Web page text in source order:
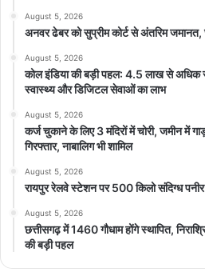
August 5, 2026
अनवर ढेबर को सुप्रीम कोर्ट से अंतरिम जमानत,
August 5, 2026
कोल इंडिया की बड़ी पहल: 4.5 लाख से अधिक
स्वास्थ्य और डिजिटल सेवाओं का लाभ
August 5, 2026
कर्ज चुकाने के लिए 3 मंदिरों में चोरी, जमीन में
गिरफ्तार, नाबालिग भी शामिल
August 5, 2026
रायपुर रेलवे स्टेशन पर 500 किलो संदिग्ध
August 5, 2026
छत्तीसगढ़ में 1460 गौधाम होंगे स्थापित,
की बड़ी पहल